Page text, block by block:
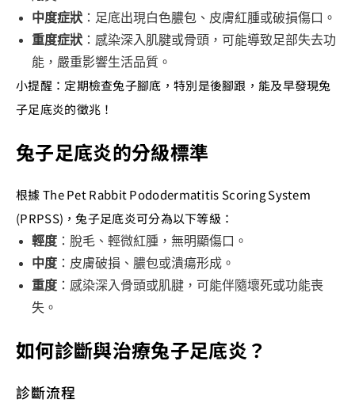
中度症狀 ：足底出現白色膿包、皮膚紅腫或破損傷口。
重度症狀 ：感染深入肌腱或骨頭，可能導致足部失去功
能，嚴重影響生活品質。
小提醒：定期檢查兔子腳底，特別是後腳跟，能及早發現兔
子足底炎的徵兆！
兔子足底炎的分級標準
根據 The Pet Rabbit Pododermatitis Scoring System
(PRPSS)，兔子足底炎可分為以下等級：
輕度 ：脫毛、輕微紅腫，無明顯傷口。
中度 ：皮膚破損、膿包或潰瘍形成。
重度 ：感染深入骨頭或肌腱，可能伴隨壞死或功能喪
失。
如何診斷與治療兔子足底炎？
診斷流程